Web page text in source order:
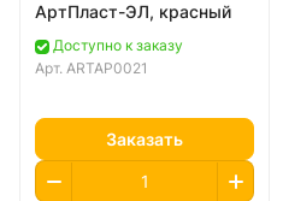
АртПласт-ЭЛ, красный
Доступно к заказу
Арт. ARTAP0021
Заказать